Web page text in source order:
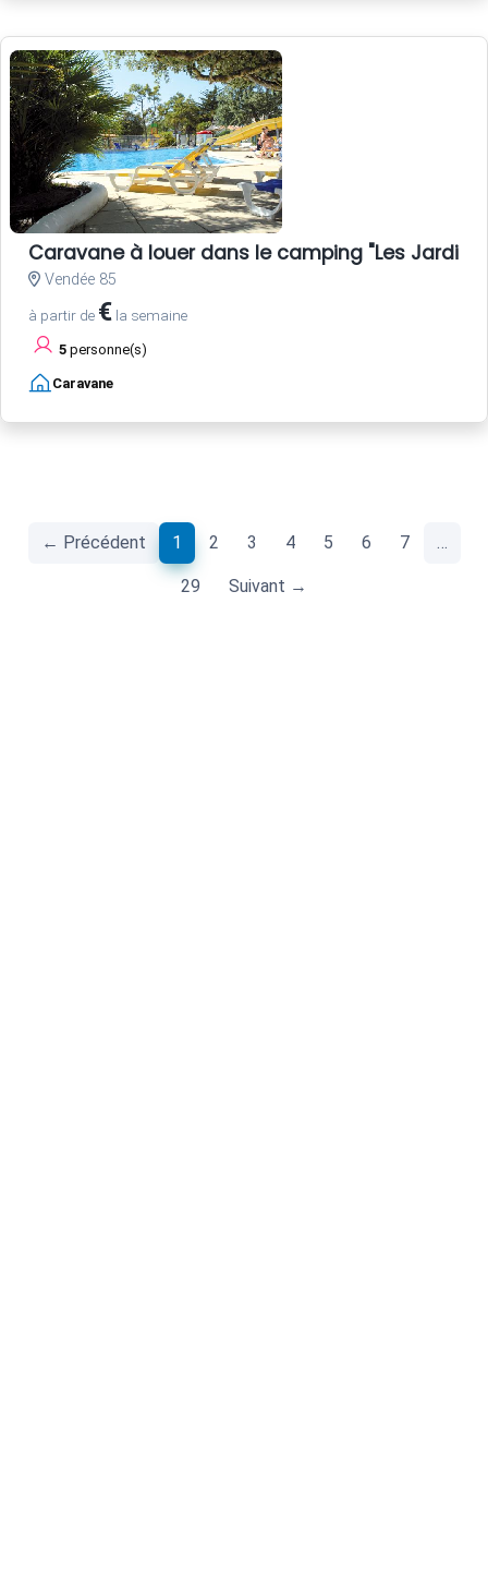
Caravane à louer dans le camping "Les
Vendée 85
à partir de € la semaine
5 personne(s)
Caravane
← Précédent 1 (current)
2 3 4 5 6 7 …
29 Suivant →